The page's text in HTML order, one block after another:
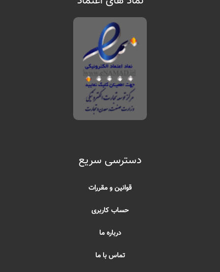
دسترسی سریع
قوانین و مقررات
حساب کاربری
درباره ما
تماس با ما